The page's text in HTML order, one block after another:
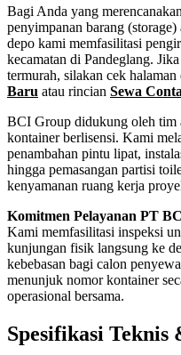
Bagi Anda yang
penyimpanan barang (storage)
depo kami memfasilitasi
kecamatan di Pandeglang.
termurah, silakan cek
Baru atau rincian Sewa
BCI Group didukung oleh tim
kontainer berlisensi. Kami
penambahan pintu lipat,
hingga pemasangan partisi
kenyamanan ruang kerja
Komitmen Pelayanan PT
Kami memfasilitasi inspeksi
kunjungan fisik langsung ke
kebebasan bagi calon
menunjuk nomor kontainer
operasional bersama.
Spesifikasi